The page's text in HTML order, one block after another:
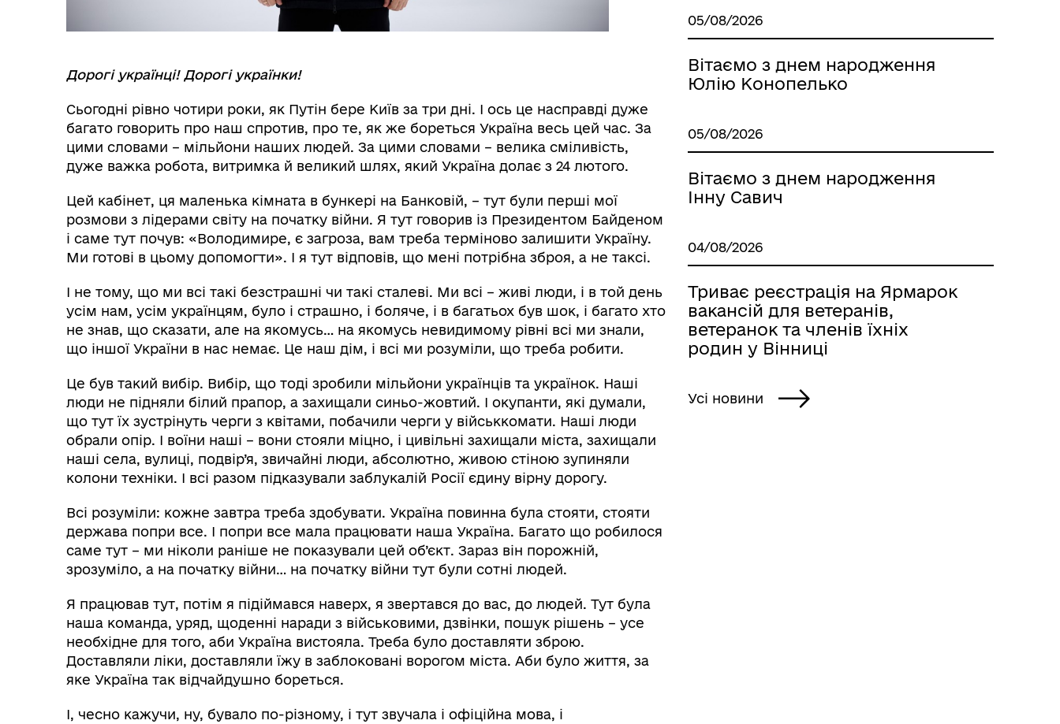
Дорогі українці! Дорогі українки!
Сьогодні рівно чотири роки, як Путін бере Київ за три дні. І ось це насправді дуже
багато говорить про наш спротив, про те, як же бореться Україна весь цей час. За
цими словами – мільйони наших людей. За цими словами – велика сміливість,
дуже важка робота, витримка й великий шлях, який Україна долає з 24 лютого.
Цей кабінет, ця маленька кімната в бункері на Банковій, – тут були перші мої
розмови з лідерами світу на початку війни. Я тут говорив із Президентом Байденом
і саме тут почув: «Володимире, є загроза, вам треба терміново залишити Україну.
Ми готові в цьому допомогти». І я тут відповів, що мені потрібна зброя, а не таксі.
І не тому, що ми всі такі безстрашні чи такі сталеві. Ми всі – живі люди, і в той день
усім нам, усім українцям, було і страшно, і боляче, і в багатьох був шок, і багато хто
не знав, що сказати, але на якомусь… на якомусь невидимому рівні всі ми знали,
що іншої України в нас немає. Це наш дім, і всі ми розуміли, що треба робити.
Це був такий вибір. Вибір, що тоді зробили мільйони українців та українок. Наші
люди не підняли білий прапор, а захищали синьо-жовтий. І окупанти, які думали,
що тут їх зустрінуть черги з квітами, побачили черги у військкомати. Наші люди
обрали опір. І воїни наші – вони стояли міцно, і цивільні захищали міста, захищали
наші села, вулиці, подвір’я, звичайні люди, абсолютно, живою стіною зупиняли
колони техніки. І всі разом підказували заблукалій Росії єдину вірну дорогу.
Всі розуміли: кожне завтра треба здобувати. Україна повинна була стояти, стояти
держава попри все. І попри все мала працювати наша Україна. Багато що робилося
саме тут – ми ніколи раніше не показували цей об’єкт. Зараз він порожній,
зрозуміло, а на початку війни… на початку війни тут були сотні людей.
Я працював тут, потім я підіймався наверх, я звертався до вас, до людей. Тут була
наша команда, уряд, щоденні наради з військовими, дзвінки, пошук рішень – усе
необхідне для того, аби Україна вистояла. Треба було доставляти зброю.
Доставляли ліки, доставляли їжу в заблоковані ворогом міста. Аби було життя, за
яке Україна так відчайдушно бореться.
І, чесно кажучи, ну, бувало по-різному, і тут звучала і офіційна мова, і
05/08/2026
Вітаємо з днем народження
Юлію Конопелько
05/08/2026
Вітаємо з днем народження
Інну Савич
04/08/2026
Триває реєстрація на Ярмарок
вакансій для ветеранів,
ветеранок та членів їхніх
родин у Вінниці
Усі новини